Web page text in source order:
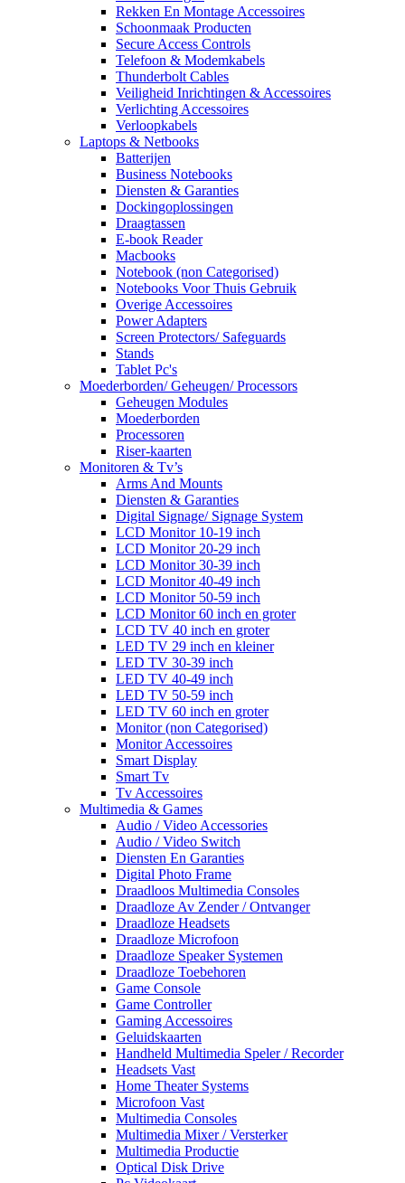
Rekken En Montage Accessoires
Schoonmaak Producten
Secure Access Controls
Telefoon & Modemkabels
Thunderbolt Cables
Veiligheid Inrichtingen & Accessoires
Verlichting Accessoires
Verloopkabels
Laptops & Netbooks
Batterijen
Business Notebooks
Diensten & Garanties
Dockingoplossingen
Draagtassen
E-book Reader
Macbooks
Notebook (non Categorised)
Notebooks Voor Thuis Gebruik
Overige Accessoires
Power Adapters
Screen Protectors/ Safeguards
Stands
Tablet Pc's
Moederborden/ Geheugen/ Processors
Geheugen Modules
Moederborden
Processoren
Riser-kaarten
Monitoren & Tv’s
Arms And Mounts
Diensten & Garanties
Digital Signage/ Signage System
LCD Monitor 10-19 inch
LCD Monitor 20-29 inch
LCD Monitor 30-39 inch
LCD Monitor 40-49 inch
LCD Monitor 50-59 inch
LCD Monitor 60 inch en groter
LCD TV 40 inch en groter
LED TV 29 inch en kleiner
LED TV 30-39 inch
LED TV 40-49 inch
LED TV 50-59 inch
LED TV 60 inch en groter
Monitor (non Categorised)
Monitor Accessoires
Smart Display
Smart Tv
Tv Accessoires
Multimedia & Games
Audio / Video Accessories
Audio / Video Switch
Diensten En Garanties
Digital Photo Frame
Draadloos Multimedia Consoles
Draadloze Av Zender / Ontvanger
Draadloze Headsets
Draadloze Microfoon
Draadloze Speaker Systemen
Draadloze Toebehoren
Game Console
Game Controller
Gaming Accessoires
Geluidskaarten
Handheld Multimedia Speler / Recorder
Headsets Vast
Home Theater Systems
Microfoon Vast
Multimedia Consoles
Multimedia Mixer / Versterker
Multimedia Productie
Optical Disk Drive